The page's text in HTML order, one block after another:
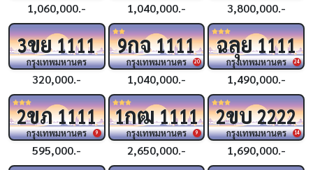
1,060,000.- 1,040,000.- 3,800,000.-
3ขย1111
กรุงเทพมหานคร
320,000.-
20
9กจ1111
กรุงเทพมหานคร
1,040,000.-
24
ฉลุย1111
กรุงเทพมหานคร
1,490,000.-
9
2ขภ1111
กรุงเทพมหานคร
595,000.-
9
1กฒ1111
กรุงเทพมหานคร
2,650,000.-
14
2ขบ2222
กรุงเทพมหานคร
1,690,000.-